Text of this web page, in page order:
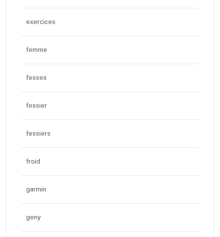
exercices
femme
fesses
fessier
fessiers
froid
garmin
geny